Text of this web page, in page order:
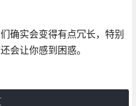
确实会变得有点冗长，特别
会让你感到困惑。